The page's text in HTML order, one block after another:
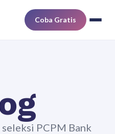
Coba Gratis
PCPM Bank